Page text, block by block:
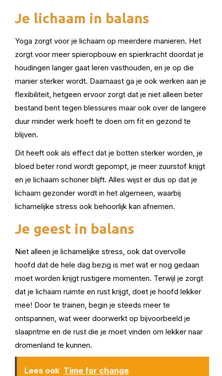
Je lichaam in balans
Yoga zorgt voor je lichaam op meerdere manieren. Het
zorgt voor meer spieropbouw en spierkracht doordat je
houdingen langer gaat leren vasthouden, en je op die
manier sterker wordt. Daarnaast ga je ook werken aan je
flexibiliteit, hetgeen ervoor zorgt dat je niet alleen beter
bestand bent tegen blessures maar ook over de langere
duur minder werk hoeft te doen om fit en gezond te
blijven.
Dit heeft ook als effect dat je botten sterker worden, je
bloed beter rond wordt gepompt, je meer zuurstof krijgt
en je lichaam schoner blijft. Alles wijst er dus op dat je
lichaam gezonder wordt in het algemeen, waarbij
lichamelijke stress ook behoorlijk kan afnemen.
Je geest in balans
Niet alleen je lichamelijke stress, ook dat overvolle
hoofd dat de hele dag bezig is met wat er nog gedaan
moet worden krijgt rustigere momenten. Terwijl je zorgt
dat je lichaam ruimte en rust krijgt, doet je hoofd lekker
mee! Door te trainen, begin je steeds meer te
ontspannen, wat weer doorwerkt op bijvoorbeeld je
slaapritme en de rust die je moet vinden om lekker naar
dromenland te kunnen.
Lees ook Time for change